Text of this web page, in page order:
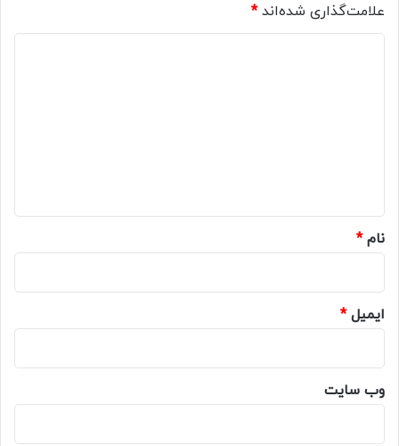
علامت‌گذاری شده‌اند*
نام*
ایمیل*
وب‌ سایت